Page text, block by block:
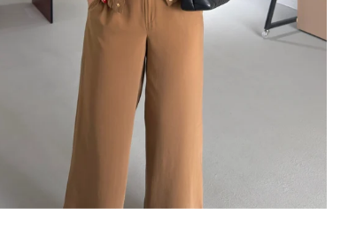
Kaydet
tarafından geliştirilmiştir.